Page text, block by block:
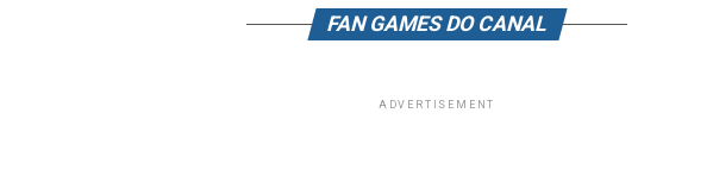
FAN GAMES DO CANAL
ADVERTISEMENT